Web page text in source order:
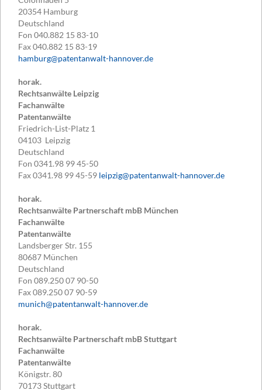
20354 Hamburg
Deutschland
Fon 040.882 15 83-10
Fax040.882 15 83-19
hamburg@patentanwalt-hannover.de
horak.
Rechtsanwälte Leipzig
Fachanwälte
Patentanwälte
Friedrich-List-Platz 1
04103 Leipzig
Deutschland
Fon 0341.98 99 45-50
Fax0341.98 99 45-59 leipzig@patentanwalt-hannover.de
horak.
Rechtsanwälte Partnerschaft mbB München
Fachanwälte
Patentanwälte
Landsberger Str. 155
80687 München
Deutschland
Fon 089.250 07 90-50
Fax089.250 07 90-59
munich@patentanwalt-hannover.de
horak.
Rechtsanwälte Partnerschaft mbB Stuttgart
Fachanwälte
Patentanwälte
Königstr. 80
70173Stuttgart